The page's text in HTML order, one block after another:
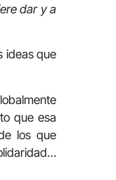
dar y a
ideas que
que esa
los que